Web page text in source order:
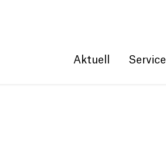
Aktuell Service